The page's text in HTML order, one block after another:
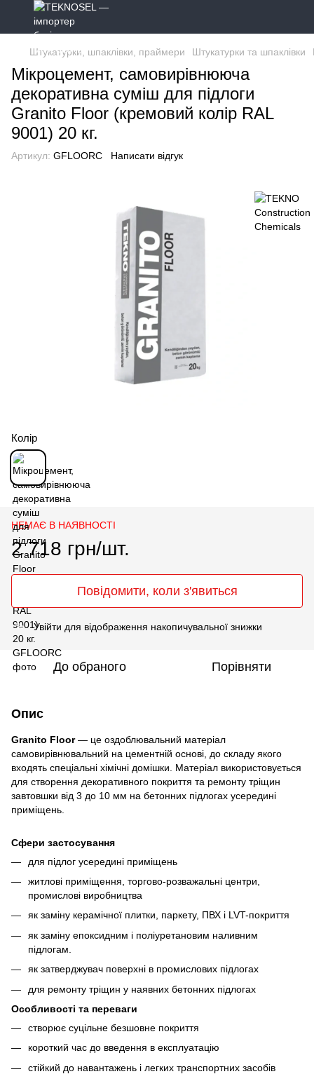
Штукатурки, шпаклівки, праймери Штукатурки та шпаклівки
Мікроцемент, самовирівнююча
декоративна суміш для підлоги
Granito Floor (кремовий колір RAL
9001) 20 кг.
Артикул: GFLOORC Написати відгук
Колір
НЕМАЄ В НАЯВНОСТІ
2 718 грн/шт.
Повідомити, коли з'явиться
% Увійти для відображення накопичувальної знижки
До обраного Порівняти
Опис
Granito Floor— це оздоблювальний матеріал
самовирівнювальний на цементній основі, до складу якого
входять спеціальні хімічні домішки. Матеріал використовується
для створення декоративного покриття та ремонту тріщин
завтовшки від 3 до 10 мм на бетонних підлогах усередині
приміщень.
Сфери застосування
для підлог усередині приміщень
житлові приміщення, торгово-розважальні центри,
промислові виробництва
як заміну керамічної плитки, паркету, ПВХ і LVT-покриття
як заміну епоксидним і поліуретановим наливним
підлогам.
як затверджувач поверхні в промислових підлогах
для ремонту тріщин у наявних бетонних підлогах
Особливості та переваги
створює суцільне безшовне покриття
короткий час до введення в експлуатацію
стійкий до навантажень і легких транспортних засобів